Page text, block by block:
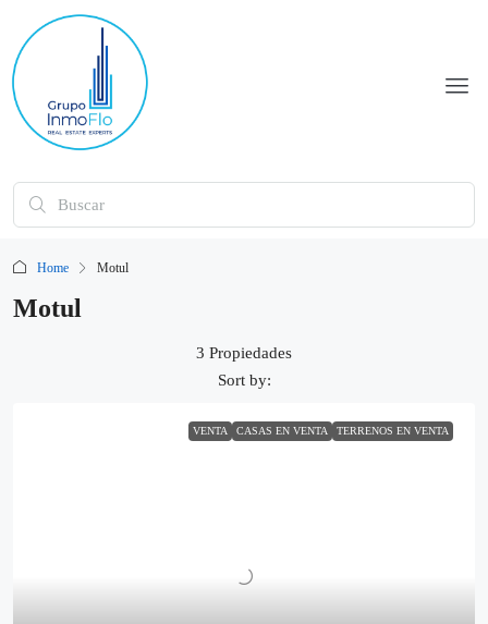
Home Motul
Motul
3 Propiedades
Sort by:
VENTA CASAS EN VENTA TERRENOS EN VENTA